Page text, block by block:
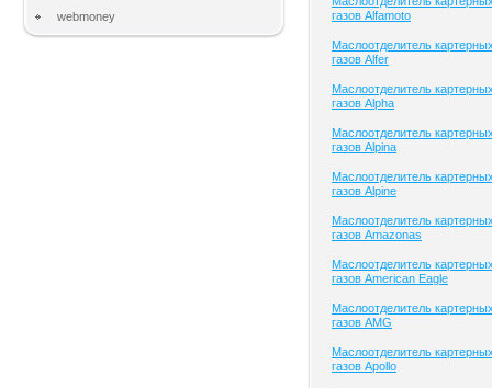
webmoney
газов Alfamoto
Маслоотделитель
газов Alfer
Маслоотделитель
газов Alpha
Маслоотделитель
газов Alpina
Маслоотделитель
газов Alpine
Маслоотделитель
газов Amazonas
Маслоотделитель
газов American Eagle
Маслоотделитель
газов AMG
Маслоотделитель
газов Apollo